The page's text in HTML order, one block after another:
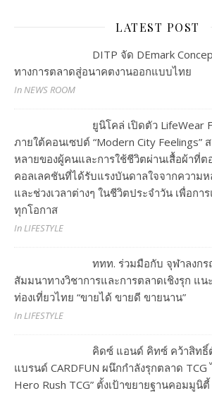
LATEST POST
DITP จัด DEmark
ทางการตลาดสู่อนาคตงานออกแบบไทย
In NEWS ROOM
ยูนิโคล่ เปิดตัว LifeWear
ภายใต้คอนเซปต์ “Modern City Feelings”
หลายของผู้คนและการใช้ชีวิตผ่านเสื้อผ้าที่
คอลเลคชันที่ได้รับแรงบันดาลใจจากความ
และช่วงเวลาต่างๆ ในชีวิตประจำวัน เพื่อก
ทุกโอกาส
In LIFESTYLE
ททท. ร่วมมือกับ จุฬาลงก
สัมมนาทางวิชาการและการตลาดเชิงรุก แ
ท่องเที่ยวไทย “ขายได้ ขายดี ขายนาน”
In LIFESTYLE
คิดซ์ แอนด์ คิทซ์ คว้าสิทธิ์
แบรนด์ CARDFUN ผนึกกำลังรุกตลาด TCG
Hero Rush TCG” ตั้งเป้าขยายฐานคอมมูนิ